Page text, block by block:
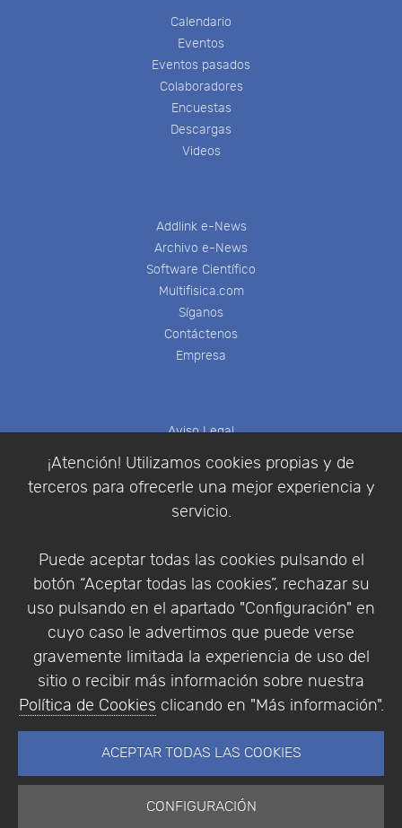
¡Atención! Utilizamos cookies propias y de
terceros para ofrecerle una mejor experiencia y
servicio.
Puede aceptar todas las cookies pulsando el
botón “Aceptar todas las cookies”, rechazar su
uso pulsando en el apartado "Configuración" en
cuyo caso le advertimos que puede verse
gravemente limitada la experiencia de uso del
sitio o recibir más información sobre nuestra
Política de Cookies clicando en "Más información".
ACEPTAR TODAS LAS COOKIES
CONFIGURACIÓN
Calendario
Eventos
Eventos pasados
Colaboradores
Encuestas
Descargas
Videos
Addlink e-News
Archivo e-News
Software Científico
Multifisica.com
Síganos
Contáctenos
Empresa
Aviso Legal
Condiciones de compra
Identificarse
Empresa|Aviso Legal| Política de Privacidad |
Política de Cookies
© Copyright 1994 - 2026. Addlink Software
Científico, S.L.
Portugal.